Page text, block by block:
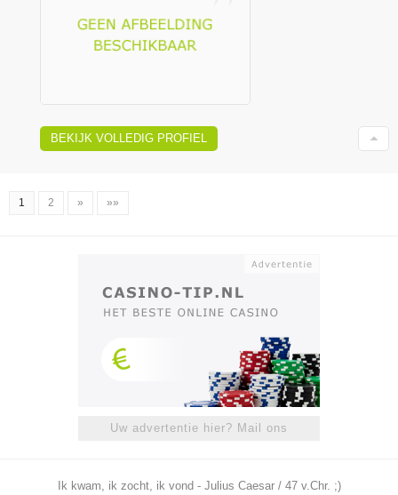
BEKIJK VOLLEDIG PROFIEL
1 2 » »»
Uw advertentie hier? Mail ons
Ik kwam, ik zocht, ik vond - Julius Caesar / 47 v.Chr. ;)